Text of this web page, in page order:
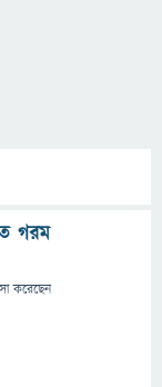
গরম
করেছেন